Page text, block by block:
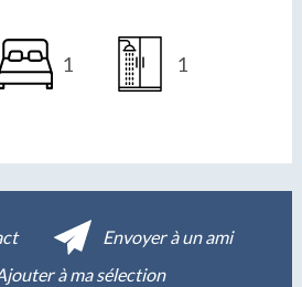
1 1
Envoyer à un ami
à ma sélection